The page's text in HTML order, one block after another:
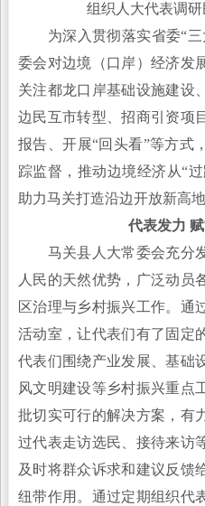
组织人大代表调
为深入贯彻落实省委“三
委会对边境（口岸）经济发
关注都龙口岸基础设施建设
边民互市转型、招商引资项
报告、开展“回头看”等方式
踪监督，推动边境经济从“
助力马关打造沿边开放新高地
代表发力 赋
马关县人大常委会充分发
人民的天然优势，广泛动员
区治理与乡村振兴工作。通
活动室，让代表们有了固定
代表们围绕产业发展、基础
风文明建设等乡村振兴重点
批切实可行的解决方案，有
过代表走访选民、接待来访
及时将群众诉求和建议反馈
纽带作用。通过定期组织代